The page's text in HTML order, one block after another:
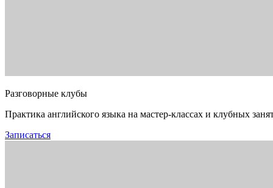
Разговорные клубы
Практика английского языка на мастер-классах и клубных
Записаться